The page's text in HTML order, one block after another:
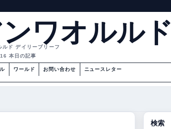
ワオルルド
ルド デイリーブリーフ
16 本日の記事
ワールド お問い合わせ ニュースレター
検索